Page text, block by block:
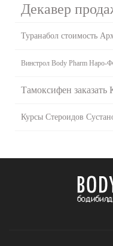
Декавер
Туранабол стоимость
Винстрол Body Pharm Наро-
Тамоксифен заказать
Курсы Стероидов